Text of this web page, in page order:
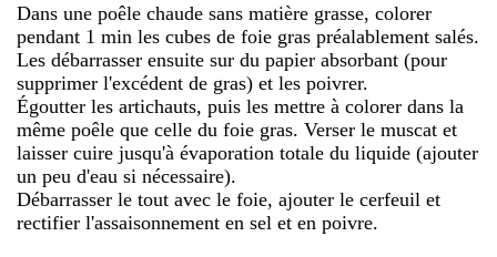
Dans une poêle chaude sans matière grasse, colorer
pendant 1 min les cubes de foie gras préalablement salés.
Les débarrasser ensuite sur du papier absorbant (pour
supprimer l'excédent de gras) et les poivrer.
Égoutter les artichauts, puis les mettre à colorer dans la
même poêle que celle du foie gras. Verser le muscat et
laisser cuire jusqu'à évaporation totale du liquide (ajouter
un peu d'eau si nécessaire).
Débarrasser le tout avec le foie, ajouter le cerfeuil et
rectifier l'assaisonnement en sel et en poivre.